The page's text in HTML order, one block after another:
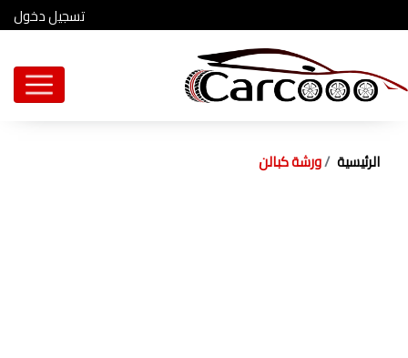
تسجيل دخول
الرئيسية ورشة كبالن